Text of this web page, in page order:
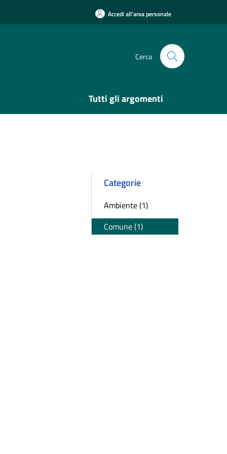
Accedi all'area personale
Cerca
Tutti gli argomenti
Categorie
Ambiente (1)
Comune (1)